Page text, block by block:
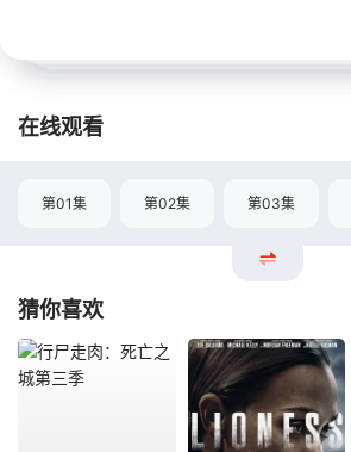
在线观看
第01集 第02集 第03集
猜你喜欢